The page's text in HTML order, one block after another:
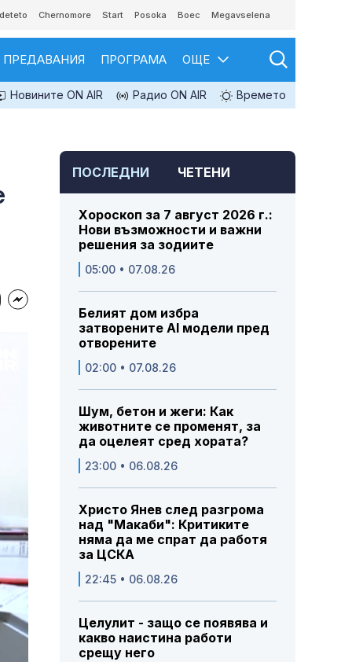
Chernomore Start Posoka Boec Megavselena
ПРЕДАВАНИЯ ПРОГРАМА ОЩЕ
Новините ON AIR Радио ON AIR Времето
ПОСЛЕДНИ ЧЕТЕНИ
Хороскоп за 7 август 2026 г.:
Нови възможности и важни
решения за зодиите
05:00 • 07.08.26
Белият дом избра
затворените AI модели пред
отворените
02:00 • 07.08.26
Шум, бетон и жеги: Как
животните се променят, за
да оцелеят сред хората?
23:00 • 06.08.26
Христо Янев след разгрома
над "Макаби": Критиките
няма да ме спрат да работя
за ЦСКА
22:45 • 06.08.26
Целулит - защо се появява и
какво наистина работи
срещу него